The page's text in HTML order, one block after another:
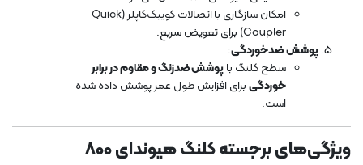
امکان سازگاری با اتصالات کوییک‌کاپلر (Quick
Coupler) برای تعویض سریع.
پوشش ضدخوردگی:
سطح کلنگ باپوشش ضدزنگ و مقاوم در برابر
خوردگیبرای افزایش طول عمر پوشش داده شده
است.
ویژگی‌های برجسته کلنگ هیوندای 800